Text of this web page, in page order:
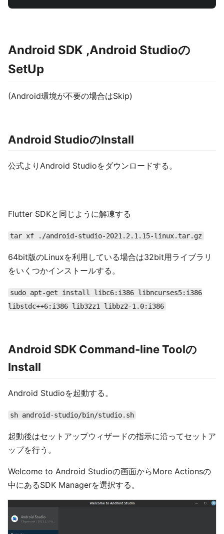
Android SDK ,Android Studioの
SetUp
(Android環境が不要の場合はSkip)
Android StudioのInstall
公式よりAndroid Studioをダウンロードする。
Flutter SDKと同じように解凍する
tar xf ./android-studio-2021.2.1.15-linux.tar.gz
64bit版のLinuxを利用している場合は32bit用ライブラリ
をいくつかインストールする。
sudo apt-get install libc6:i386 libncurses5:i386
libstdc++6:i386 lib32z1 libbz2-1.0:i386
Android SDK Command-line Toolの
Install
Android Studioを起動する。
sh android-studio/bin/studio.sh
起動後はセットアップウィザードの指示に沿ってセットア
ップを行う。
Welcome to Android Studioの画面からMore Actionsの
中にあるSDK Managerを選択する。